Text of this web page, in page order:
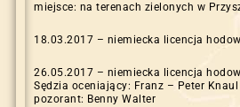
miejsce: na terenach zielonych w
18.03.2017 – niemiecka licencja
26.05.2017 – niemiecka licencja
Sędzia oceniający: Franz – Peter Knaul
pozorant: Benny Walter